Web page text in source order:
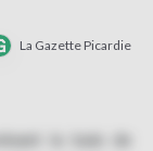
La Gazette Picardie
la baie de